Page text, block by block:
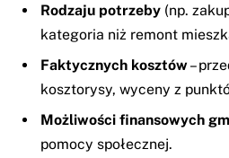
Rodzaju potrzeby (np.
kategoria niż remont
Faktycznych kosztów–
kosztorysy, wyceny z
Możliwości finansowych
pomocy społecznej.